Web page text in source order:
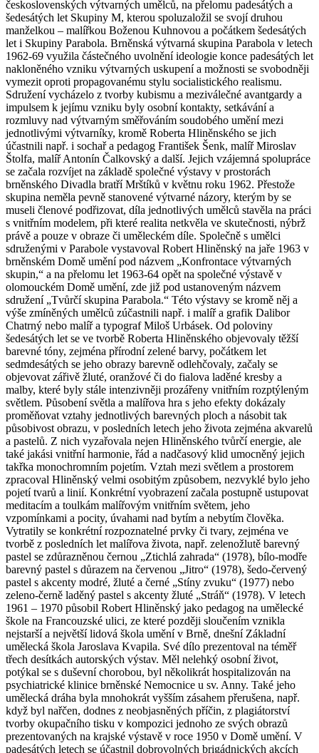
československých výtvarných umělců, na přelomu padesátých a
šedesátých let Skupiny M, kterou spoluzaložil se svojí druhou
manželkou – malířkou Boženou Kuhnovou a počátkem šedesátých
let i Skupiny Parabola. Brněnská výtvarná skupina Parabola v letech
1962-69 využila částečného uvolnění ideologie konce padesátých let
nakloněného vzniku výtvarných uskupení a možnosti se svobodněji
vymezit oproti propagovanému stylu socialistického realismu.
Sdružení vycházelo z tvorby kubismu a meziválečné avantgardy a
impulsem k jejímu vzniku byly osobní kontakty, setkávání a
rozmluvy nad výtvarným směřováním soudobého umění mezi
jednotlivými výtvarníky, kromě Roberta Hliněnského se jich
účastnili např. i sochař a pedagog František Šenk, malíř Miroslav
Štolfa, malíř Antonín Čalkovský a další. Jejich vzájemná spolupráce
se začala rozvíjet na základě společné výstavy v prostorách
brněnského Divadla bratří Mrštíků v květnu roku 1962. Přestože
skupina neměla pevně stanovené výtvarné názory, kterým by se
museli členové podřizovat, díla jednotlivých umělců stavěla na práci
s vnitřním modelem, při které realita netkvěla ve skutečnosti, nýbrž
právě a pouze v obraze či uměleckém díle. Společně s umělci
sdruženými v Parabole vystavoval Robert Hliněnský na jaře 1963 v
brněnském Domě umění pod názvem „Konfrontace výtvarných
skupin,“ a na přelomu let 1963-64 opět na společné výstavě v
olomouckém Domě umění, zde již pod ustanoveným názvem
sdružení „Tvůrčí skupina Parabola.“ Této výstavy se kromě něj a
výše zmíněných umělců zúčastnili např. i malíř a grafik Dalibor
Chatrný nebo malíř a typograf Miloš Urbásek. Od poloviny
šedesátých let se ve tvorbě Roberta Hliněnského objevovaly těžší
barevné tóny, zejména přírodní zelené barvy, počátkem let
sedmdesátých se jeho obrazy barevně odlehčovaly, začaly se
objevovat zářivě žluté, oranžové či do fialova laděné kresby a
malby, které byly stále intenzivněji prozářeny vnitřním rozptýleným
světlem. Působení světla a malířova hra s jeho efekty dokázaly
proměňovat vztahy jednotlivých barevných ploch a násobit tak
působivost obrazu, v posledních letech jeho života zejména akvarelů
a pastelů. Z nich vyzařovala nejen Hliněnského tvůrčí energie, ale
také jakási vnitřní harmonie, řád a nadčasový klid umocněný jejich
takřka monochromním pojetím. Vztah mezi světlem a prostorem
zpracoval Hliněnský velmi osobitým způsobem, nezvyklé bylo jeho
pojetí tvarů a linií. Konkrétní vyobrazení začala postupně ustupovat
meditacím a toulkám malířovým vnitřním světem, jeho
vzpomínkami a pocity, úvahami nad bytím a nebytím člověka.
Vytratily se konkrétní rozpoznatelné prvky či tvary, zejména ve
tvorbě z posledních let malířova života, např. zelenožlutě barevný
pastel se zdůrazněnou černou „Ztichlá zahrada“ (1978), bílo-modře
barevný pastel s důrazem na červenou „Jitro“ (1978), šedo-červený
pastel s akcenty modré, žluté a černé „Stíny zvuku“ (1977) nebo
zeleno-černě laděný pastel s akcenty žluté „Stráň“ (1978). V letech
1961 – 1970 působil Robert Hliněnský jako pedagog na umělecké
škole na Francouzské ulici, ze které později sloučením vznikla
nejstarší a největší lidová škola umění v Brně, dnešní Základní
umělecká škola Jaroslava Kvapila. Své dílo prezentoval na téměř
třech desítkách autorských výstav. Měl nelehký osobní život,
potýkal se s duševní chorobou, byl několikrát hospitalizován na
psychiatrické klinice brněnské Nemocnice u sv. Anny. Také jeho
umělecká dráha byla mnohokrát vyšším zásahem přerušena, např.
když byl nařčen, dodnes z neobjasněných příčin, z plagiátorství
tvorby okupačního tisku v kompozici jednoho ze svých obrazů
prezentovaných na krajské výstavě v roce 1950 v Domě umění. V
padesátých letech se účastnil dobrovolných brigádnických akcích